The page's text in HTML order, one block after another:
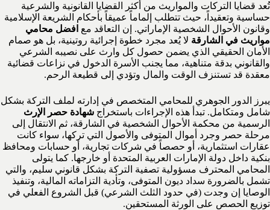
تُعد قضايا التركات والمواريث من أكثر القضايا القانونية والشرعية
حساسية وتعقيداً، حيث تتطلب إلماماً عميقاً بأحكام الشريعة الإسلامية
وقانون الأحوال الشخصية الإماراتي. إن التعاقد مع افضل محامي
مواريث في الشارقة لا يُعد مجرد خطوة إجرائية روتينية، بل هو صمام
الأمان الحقيقي الذي يضمن حصول كل وارث على نصيبه الشرعي
والقانوني بدقة متناهية، مما يجنب الأسرة الدخول في نزاعات قضائية
معقدة قد تستنزف الوقت والمال وتؤدي إلى قطيعة الرحم.
يبرز الدور الجوهري للمحامي المتخصص في إدارته لملف التركة بشكل
شامل ومتكامل. تبدأ هذه الإجراءات باستخراج شهادة حصر الإرث
الرسمية من محكمة الأحوال الشخصية في الشارقة، ثم الانتقال إلى
مرحلة حصر وجرد أموال المتوفى والأصول التي تركها، سواء كانت
عقارات استثمارية، أو حصصاً في شركات تجارية، أو حسابات ومحافظ
بنكية داخل دولة الإمارات العربية المتحدة أو خارجها. كما يتولى
المحامي المحترف مسؤولية تصفية التركة بشكل قانوني سليم، والتي
تشمل بالضرورة سداد ديون المتوفى، وتأدية التزاماته المالية، وتنفيذ
الوصايا إن وجدت (في حدود الثلث الشرعي) قبل الشروع الفعلي في
توزيع الحصص على الورثة المستحقين.